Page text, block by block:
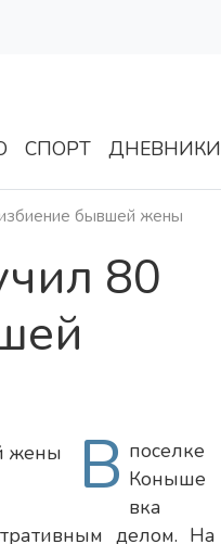
СПОРТ ДНЕВНИКИ
бывшей жены
80
В поселке
Коныше
вка
делом. На